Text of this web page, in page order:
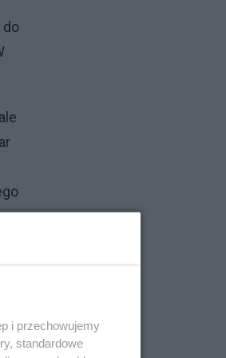
do
i przechowujemy
standardowe